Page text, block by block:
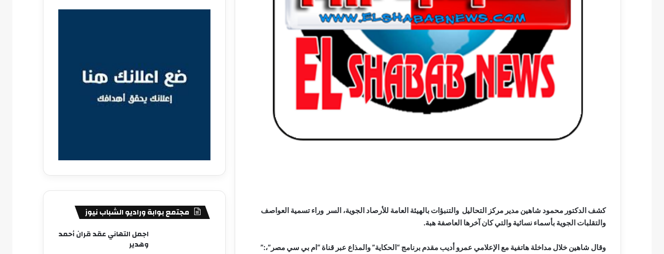
كشف الدكتور محمود شاهين مدير مركز التحاليل والتنبؤات بالهيئة العامة للأرصاد الجوية، السر وراء تسمية العواصف
والتقلبات الجوية بأسماء نسائية والتي كان آخرها العاصفة هبة.
وقال شاهين خلال مداخلة هاتفية مع الإعلامي عمرو أديب مقدم برنامج “الحكاية” والمذاع عبر قناة “ام بي سي مصر”،:”
مجتمع بوابة وراديو الشباب نيوز
اجمل التهاني عقد قران أحمد
وهدير